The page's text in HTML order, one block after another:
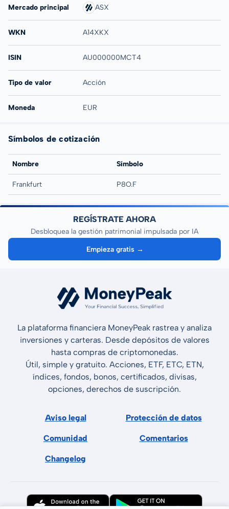
Mercado principal ASX
WKN A14XKX
ISIN AU000000MCT4
Tipo de valor Acción
Moneda EUR
Símbolos de cotización
Nombre Símbolo
Frankfurt P8O.F
REGÍSTRATE AHORA
Desbloquea la gestión patrimonial impulsada por IA
Empieza gratis →
La plataforma financiera MoneyPeak rastrea y analiza
inversiones y carteras. Desde depósitos de valores
hasta compras de criptomonedas.
Útil, simple y gratuito. Acciones, ETF, ETC, ETN,
índices, fondos, bonos, certificados, divisas,
opciones, derechos de suscripción.
Aviso legal Protección de datos
Comunidad Comentarios
Changelog